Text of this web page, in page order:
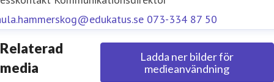
073-334 87 50
Relaterad
media
Ladda ner bilder för
medieanvändning